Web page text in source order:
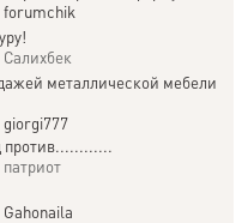
forumchik
металлической мебели
giorgi777
против............
Gahonaila